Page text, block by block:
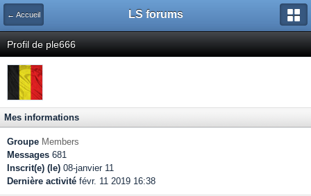
← Accueil LS forums
Profil de ple666
Mes informations
Groupe Members
Messages 681
Inscrit(e) (le) 08-janvier 11
Dernière activité févr. 11 2019 16:38